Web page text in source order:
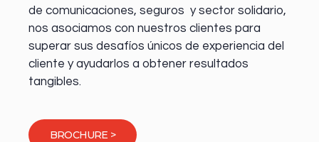
de comunicaciones, seguros y sector solidario,
nos asociamos con nuestros clientes para
superar sus desafíos únicos de experiencia del
cliente y ayudarlos a obtener resultados
tangibles.
BROCHURE >